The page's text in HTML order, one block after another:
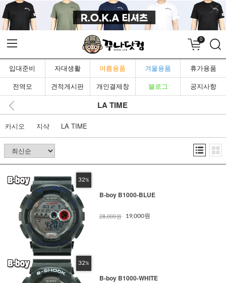
0
입대준비 자대생활 여름용품 겨울용품 휴가용품
전역모 견적게시판 개인결제창 블로그 공지사항
LA TIME
카시오 지샥 LA TIME
32%
B-boy B1000-BLUE
28,000원 19,000원
32%
B-boy B1000-WHITE